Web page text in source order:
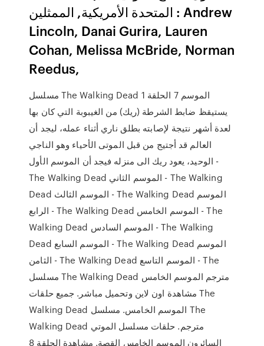
المتحدة الأمريكية, الممثلين : Andrew
Lincoln, Danai Gurira, Lauren
Cohan, Melissa McBride, Norman
Reedus,
مسلسل The Walking Dead الموسم 7 الحلقة 1
يستيقظ ضابط الشرطة (ريك) من الغيبوبة التي كان بها
لعدة أشهر نتيجة ﻹصابته بطلق ناري أثناء عمله، ليجد أن
العالم قد أجتيج من قبل الموتى الأحياء وهو الناجي
الوحيد، يعود ريك الى منزله فيجد أن الموسم الأول -
The Walking Dead الموسم الثاني - The Walking
Dead الموسم الثالث - The Walking Dead الموسم
الرابع - The Walking Dead الموسم الخامس - The
Walking Dead الموسم السادس - The Walking
Dead الموسم السابع - The Walking Dead الموسم
الثامن - The Walking Dead الموسم التاسع - The
مسلسل The Walking Dead مترجم الموسم الخامس
مشاهدة اون لاين وتحميل مباشر. جميع حلقات The
Walking Dead الموسم الخامس. مسلسل The
Walking Dead مترجم. حلقات مسلسل الموتي
السائرون الموسم الخامس القصة. مشاهدة الحلقة 8